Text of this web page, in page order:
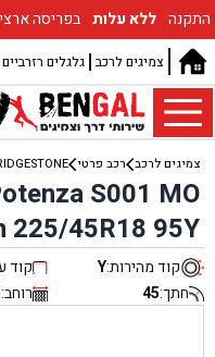
התקנה ללא עלות בפריסה
גלגלים רזרביים צמיגים לרכב
צמיגים לרכב רכב פרטי
S001 MO
225/45R18 95Y
קוד מהירות:Y קוד
חתך:45 רוחב: